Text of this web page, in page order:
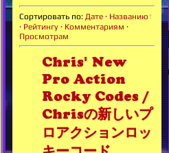
Сортировать по: Дате · Названию
· Рейтингу · Комментариям ·
Просмотрам
Chris' New
Pro Action
Rocky Codes /
Chrisの新しいプ
ロアクションロッ